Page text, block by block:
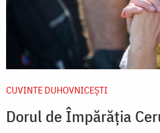
CUVINTE DUHOVNICEȘTI
Dorul de Împărăția